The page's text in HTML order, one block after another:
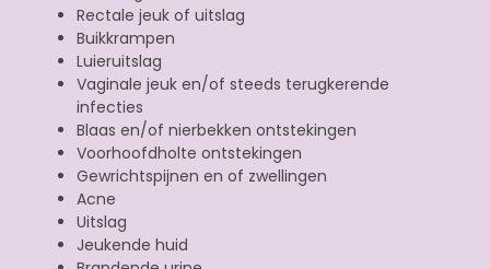
Rectale jeuk of uitslag
Buikkrampen
Luieruitslag
Vaginale jeuk en/of steeds terugkerende
infecties
Blaas en/of nierbekken ontstekingen
Voorhoofdholte ontstekingen
Gewrichtspijnen en of zwellingen
Acne
Uitslag
Jeukende huid